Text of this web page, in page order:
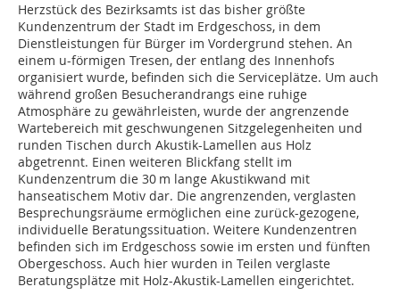
Herzstück des Bezirksamts ist das bisher größte
Kundenzentrum der Stadt im Erdgeschoss, in dem
Dienstleistungen für Bürger im Vordergrund stehen. An
einem u-förmigen Tresen, der entlang des Innenhofs
organisiert wurde, befinden sich die Serviceplätze. Um auch
während großen Besucherandrangs eine ruhige
Atmosphäre zu gewährleisten, wurde der angrenzende
Wartebereich mit geschwungenen Sitzgelegenheiten und
runden Tischen durch Akustik-Lamellen aus Holz
abgetrennt. Einen weiteren Blickfang stellt im
Kundenzentrum die 30 m lange Akustikwand mit
hanseatischem Motiv dar. Die angrenzenden, verglasten
Besprechungsräume ermöglichen eine zurück-gezogene,
individuelle Beratungssituation. Weitere Kundenzentren
befinden sich im Erdgeschoss sowie im ersten und fünften
Obergeschoss. Auch hier wurden in Teilen verglaste
Beratungsplätze mit Holz-Akustik-Lamellen eingerichtet.